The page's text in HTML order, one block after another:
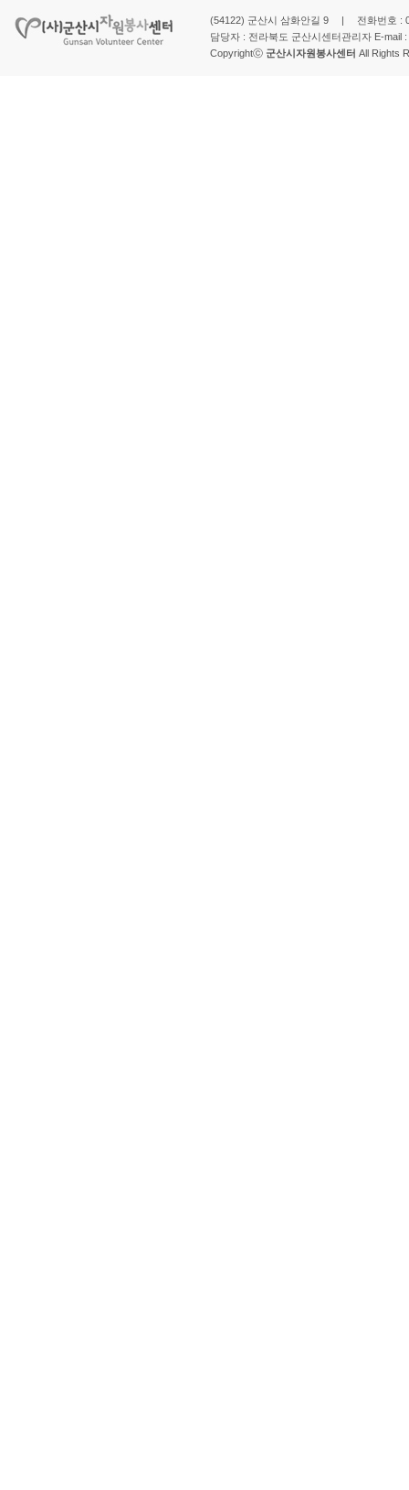
(54122) 군산시 삼화안길 9 | 전화번호 :
담당자 : 전라북도 군산시센터관리자 E-mail :
Copyrightⓒ 군산시자원봉사센터 All Rights